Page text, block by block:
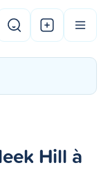
Hill à